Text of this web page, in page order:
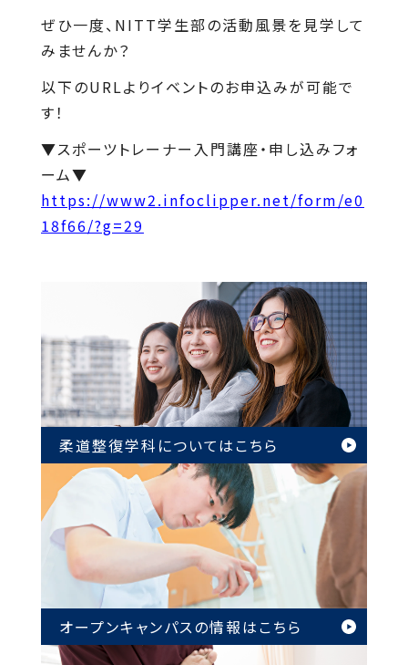
ぜひ一度、NITT学生部の活動風景を見学して
みませんか？
以下のURLよりイベントのお申込みが可能で
す！
▼スポーツトレーナー入門講座・申し込みフォ
ーム▼
https://www2.infoclipper.net/form/e0
18f66/?g=29
柔道整復学科についてはこちら
オープンキャンパスの情報はこちら